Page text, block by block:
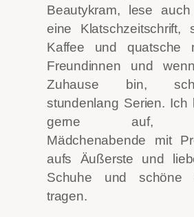
Beautykram, lese
eine Klatschzeitschrift,
Kaffee und quatsche
Freundinnen und
Zuhause bin,
stundenlang Serien. Ich
gerne auf,
Mädchenabende mit
aufs Äußerste und
Schuhe und schöne
tragen.